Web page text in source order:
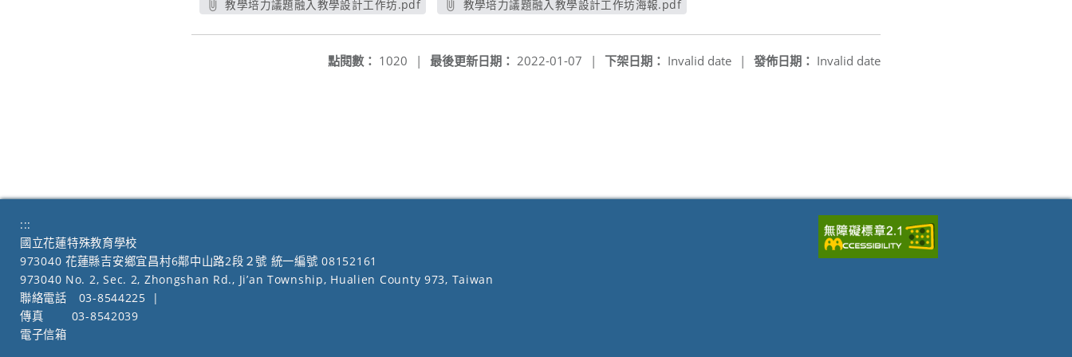
教學培力議題融入教學設計工作坊.pdf
教學培力議題融入教學設計工作坊海報.pdf
發佈日期： Invalid date
下架日期： Invalid date |
最後更新日期： 2022-01-07 |
點閱數： 1020 |
:::
國立花蓮特殊教育學校
973040 花蓮縣吉安鄉宜昌村6鄰中山路2段２號 統一編號 08152161
973040 No. 2, Sec. 2, Zhongshan Rd., Ji’an Township, Hualien County 973, Taiwan
聯絡電話
03-8544225
|
傳真
03-8542039
電子信箱